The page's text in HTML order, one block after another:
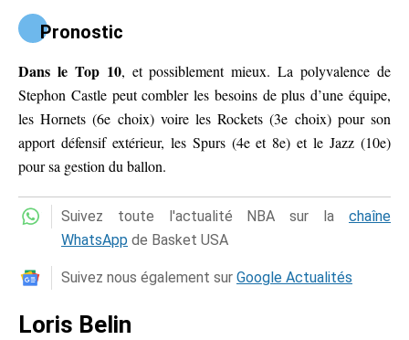
Pronostic
Dans le Top 10, et possiblement mieux. La polyvalence de
Stephon Castle peut combler les besoins de plus d’une équipe,
les Hornets (6e choix) voire les Rockets (3e choix) pour son
apport défensif extérieur, les Spurs (4e et 8e) et le Jazz (10e)
pour sa gestion du ballon.
Suivez toute l'actualité NBA sur la chaîne
WhatsApp de Basket USA
Suivez nous également sur Google Actualités
Loris Belin